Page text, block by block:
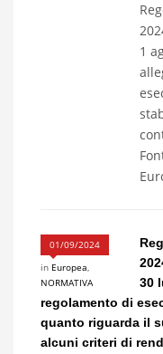
1
01/09/2024
in Europea,
NORMATIVA
30
regolamento di
quanto riguarda il
alcuni criteri di